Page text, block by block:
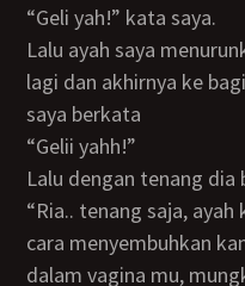
“Geli yah!” kata saya.
Lalu ayah saya menurunkan tangannya ke perut saya
lagi dan akhirnya ke
saya berkata
“Gelii yahh!”
Lalu dengan tenang dia
“Ria.. tenang saja, ayah kan dokter, jadi ayah tahu
cara menyembuhkan
dalam vagina mu,